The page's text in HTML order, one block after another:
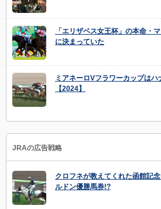
「エリザベス女王杯」の本命・
に決まっていた
ミアネーロVフラワーカップは
【2024】
JRAの広告戦略
クロフネが教えてくれた函館記
ルドン優勝馬券!?